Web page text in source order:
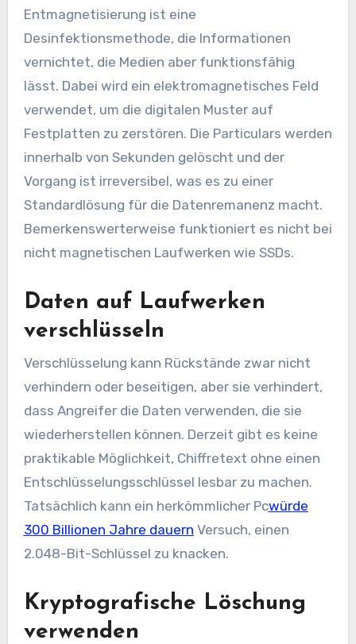
Entmagnetisierung ist eine
Desinfektionsmethode, die Informationen
vernichtet, die Medien aber funktionsfähig
lässt. Dabei wird ein elektromagnetisches Feld
verwendet, um die digitalen Muster auf
Festplatten zu zerstören. Die Particulars werden
innerhalb von Sekunden gelöscht und der
Vorgang ist irreversibel, was es zu einer
Standardlösung für die Datenremanenz macht.
Bemerkenswerterweise funktioniert es nicht bei
nicht magnetischen Laufwerken wie SSDs.
Daten auf Laufwerken
verschlüsseln
Verschlüsselung kann Rückstände zwar nicht
verhindern oder beseitigen, aber sie verhindert,
dass Angreifer die Daten verwenden, die sie
wiederherstellen können. Derzeit gibt es keine
praktikable Möglichkeit, Chiffretext ohne einen
Entschlüsselungsschlüssel lesbar zu machen.
Tatsächlich kann ein herkömmlicher Pcwürde
300 Billionen Jahre dauern Versuch, einen
2.048-Bit-Schlüssel zu knacken.
Kryptografische Löschung
verwenden